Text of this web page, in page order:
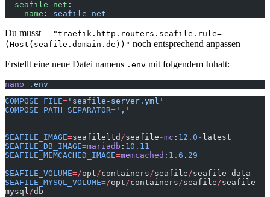
  seafile-net
:
    name
: seafile-net
Du musst - "traefik.http.routers.seafile.rule=
(Host(seafile.domain.de))" noch entsprechend anpassen
Erstellt eine neue Datei namens .env mit folgendem Inhalt:
nano .env
COMPOSE_FILE= 'seafile-server.yml'
COMPOSE_PATH_SEPARATOR= ','
SEAFILE_IMAGE=seafileltd /seafile -mc : 12.0 - latest
SEAFILE_DB_IMAGE=mariadb : 10.11
SEAFILE_MEMCACHED_IMAGE=memcached : 1.6 . 29
SEAFILE_VOLUME=/opt /containers /seafile /seafile -data
SEAFILE_MYSQL_VOLUME=/opt /containers /seafile /seafile -
mysql /db